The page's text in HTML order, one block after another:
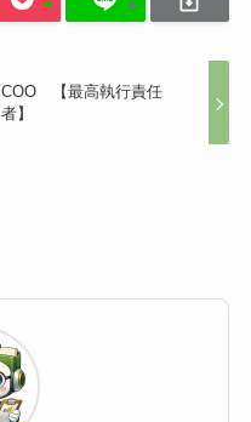
COO 【最高執行責任
者】